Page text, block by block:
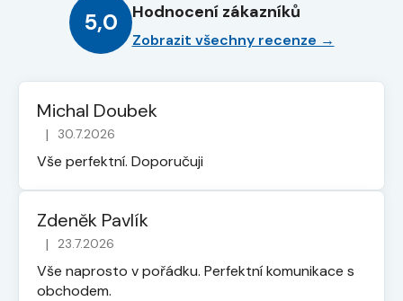
5,0 Hodnocení zákazníků
Zobrazit všechny recenze →
Michal Doubek
Hodnocení obchodu je 5 z 5 hvězdiček.
| 30.7.2026
Vše perfektní. Doporučuji
Zdeněk Pavlík
Hodnocení obchodu je 5 z 5 hvězdiček.
| 23.7.2026
Vše naprosto v pořádku. Perfektní komunikace s
obchodem.